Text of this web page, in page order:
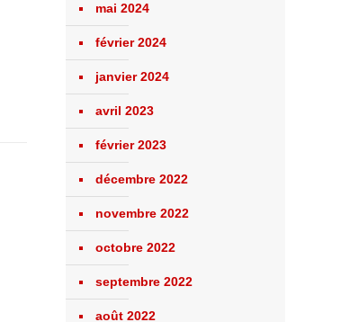
mai 2024
février 2024
janvier 2024
avril 2023
février 2023
décembre 2022
novembre 2022
octobre 2022
septembre 2022
août 2022